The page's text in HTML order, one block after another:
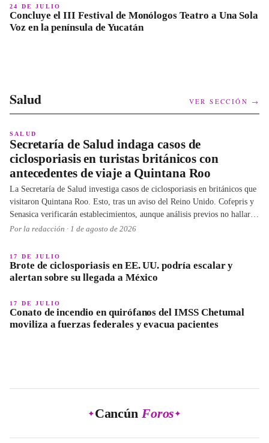
24 DE JULIO
Concluye el III Festival de Monólogos Teatro a Una Sola
Voz en la península de Yucatán
Salud VER SECCIÓN →
SALUD
Secretaría de Salud indaga casos de
ciclosporiasis en turistas británicos con
antecedentes de viaje a Quintana Roo
La Secretaría de Salud investiga casos de ciclosporiasis en británicos que
visitaron Quintana Roo. Esto, tras un aviso del Reino Unido. Cofepris y
Senasica verificarán establecimientos, aunque análisis previos no hallaron
el parásito. Las investigaciones siguen protocolos internacionales.
Por la redacción · 1 de agosto de 2026
17 DE JULIO
Brote de ciclosporiasis en EE. UU. podría escalar y
alertan sobre su llegada a México
17 DE JULIO
Conato de incendio en quirófanos del IMSS Chetumal
moviliza a fuerzas federales y evacua pacientes
✦Cancún Foros✦